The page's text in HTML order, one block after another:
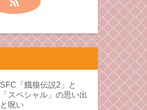
SFC「餓狼伝説2」と
「スペシャル」の思い出
と呪い